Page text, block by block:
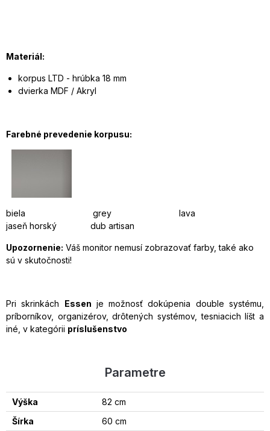
Materiál:
korpus LTD - hrúbka 18 mm
dvierka MDF / Akryl
Farebné prevedenie korpusu:
biela grey lava
jaseň horský dub artisan
Upozornenie: Váš monitor nemusí zobrazovať farby, také ako
sú v skutočnosti!
Pri skrinkách Essen je možnosť dokúpenia double systému,
príborníkov, organizérov, drôtených systémov, tesniacich líšt a
iné, v kategórii príslušenstvo
Parametre
Výška
82 cm
Šírka
60 cm